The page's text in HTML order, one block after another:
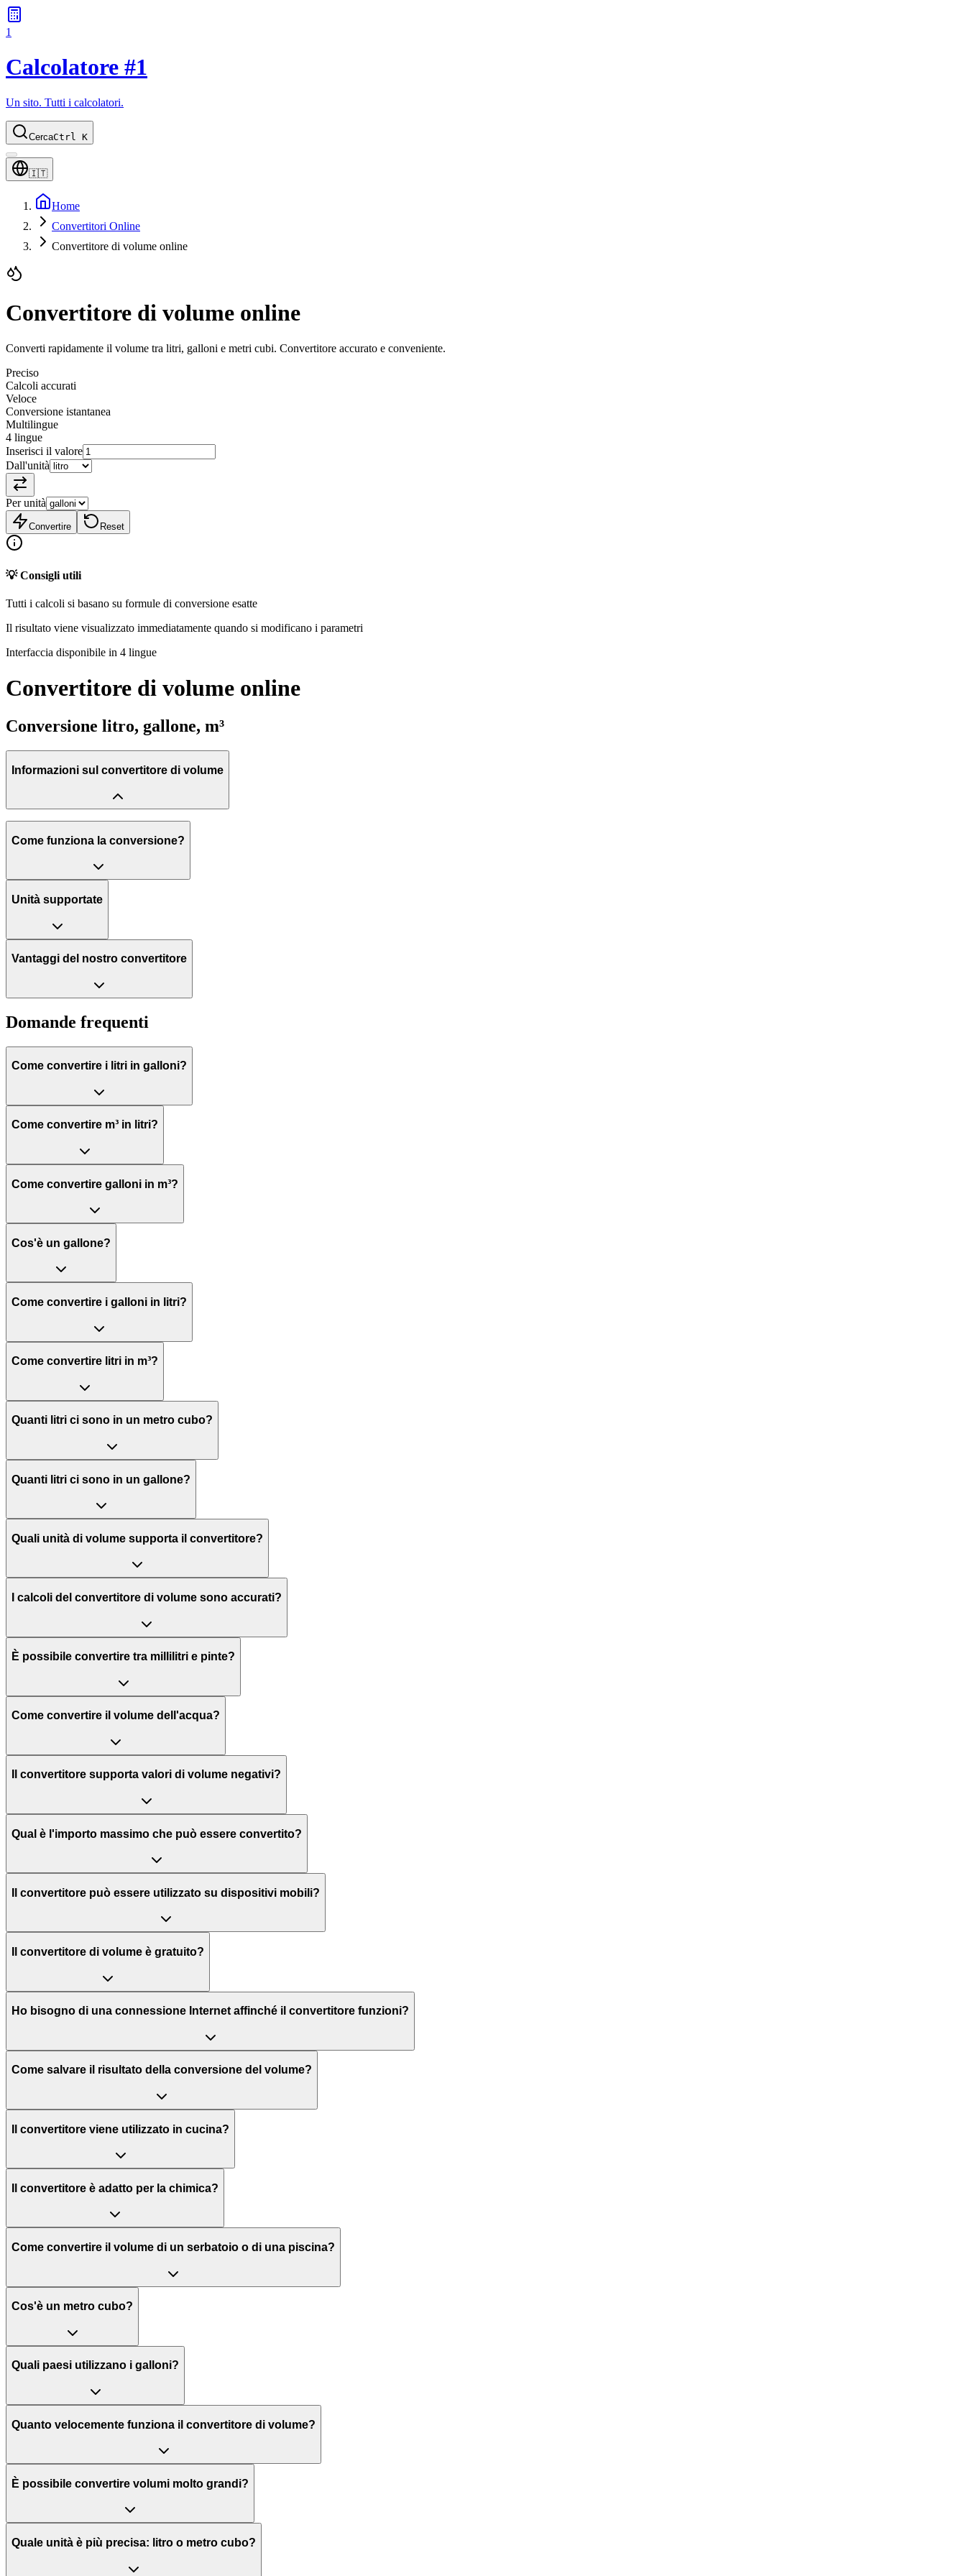
1
Calcolatore #1
Un sito. Tutti i calcolatori.
CercaCtrl K
🇮🇹
Home
Convertitori Online
Convertitore di volume online
Convertitore di volume online
Converti rapidamente il volume tra litri, galloni e metri cubi. Convertitore accurato e conveniente.
Preciso
Calcoli accurati
Veloce
Conversione istantanea
Multilingue
4 lingue
Inserisci il valore
Dall'unità
Per unità
Convertire Reset
💡 Consigli utili
Tutti i calcoli si basano su formule di conversione esatte
Il risultato viene visualizzato immediatamente quando si modificano i parametri
Interfaccia disponibile in 4 lingue
Convertitore di volume online
Conversione litro, gallone, m³
Informazioni sul convertitore di volume
Come funziona la conversione?
Unità supportate
Vantaggi del nostro convertitore
Domande frequenti
Come convertire i litri in galloni?
Come convertire m³ in litri?
Come convertire galloni in m³?
Cos'è un gallone?
Come convertire i galloni in litri?
Come convertire litri in m³?
Quanti litri ci sono in un metro cubo?
Quanti litri ci sono in un gallone?
Quali unità di volume supporta il convertitore?
I calcoli del convertitore di volume sono accurati?
È possibile convertire tra millilitri e pinte?
Come convertire il volume dell'acqua?
Il convertitore supporta valori di volume negativi?
Qual è l'importo massimo che può essere convertito?
Il convertitore può essere utilizzato su dispositivi mobili?
Il convertitore di volume è gratuito?
Ho bisogno di una connessione Internet affinché il convertitore funzioni?
Come salvare il risultato della conversione del volume?
Il convertitore viene utilizzato in cucina?
Il convertitore è adatto per la chimica?
Come convertire il volume di un serbatoio o di una piscina?
Cos'è un metro cubo?
Quali paesi utilizzano i galloni?
Quanto velocemente funziona il convertitore di volume?
È possibile convertire volumi molto grandi?
Quale unità è più precisa: litro o metro cubo?